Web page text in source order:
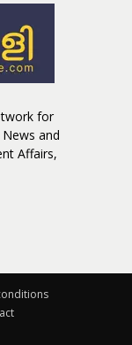
for
and
Affairs,